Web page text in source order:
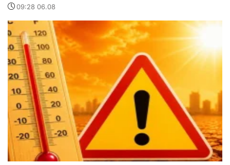
09:28 06.08